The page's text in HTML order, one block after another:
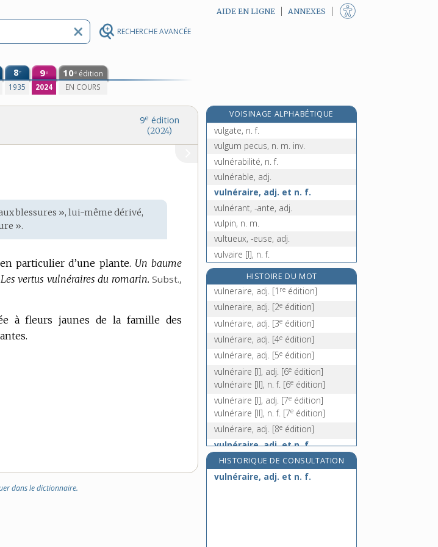
RECHERCHE AVANCÉE
AIDE EN LIGNE ANNEXES
8e
1935
9e
2024
10e édition
EN COURS
9e édition
(2024)
blessures », lui-même dérivé,
».
particulier d’une plante. Un baume
Les vertus vulnéraires du romarin. Subst.,
à fleurs jaunes de la famille des
dans le dictionnaire.
VOISINAGE ALPHABÉTIQUE
vulgarité, n. f.
vulgate, n. f.
vulgum pecus, n. m. inv.
vulnérabilité, n. f.
vulnérable, adj.
vulnéraire, adj. et n. f.
vulnérant, -ante, adj.
vulpin, n. m.
vultueux, -euse, adj.
vulvaire [I], n. f.
vulvaire [II], adj.
vulve, n. f.
vumètre, n. m.
vuvuzéla, n. f.
HISTOIRE DU MOT
vulneraire, adj. [1 re édition]
vulneraire, adj. [2e édition]
vulnéraire, adj. [3e édition]
vulnéraire, adj. [4e édition]
vulnéraire, adj. [5e édition]
vulnéraire [I], adj. [6e édition]
vulnéraire [II], n. f. [6e édition]
vulnéraire [I], adj. [7e édition]
vulnéraire [II], n. f. [7e édition]
vulnéraire, adj. [8e édition]
vulnéraire, adj. et n. f.
[9 édition]
HISTORIQUE DE CONSULTATION
vulnéraire, adj. et n. f.